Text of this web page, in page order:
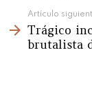
Artículo
Trágico
brutalista